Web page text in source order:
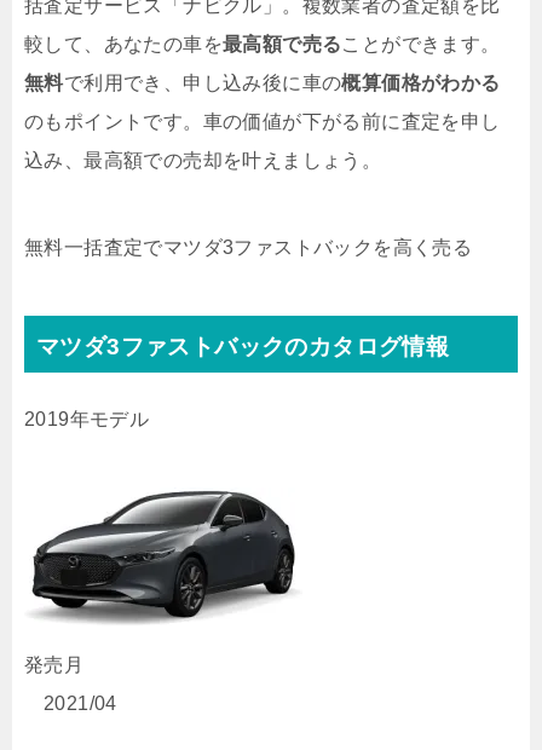
括査定サービス「ナビクル」。複数業者の査定額を比
較して、あなたの車を最高額で売ることができます。
無料で利用でき、申し込み後に車の概算価格がわかる
のもポイントです。車の価値が下がる前に査定を申し
込み、最高額での売却を叶えましょう。
無料一括査定でマツダ3ファストバックを高く売る
マツダ3ファストバックのカタログ情報
2019年モデル
発売月
2021/04